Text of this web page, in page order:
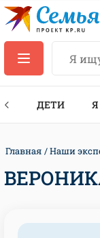
ДЕТИ
Главная Наши